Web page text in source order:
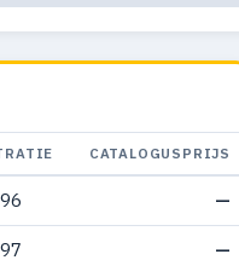
CATALOGUSPRIJS
—
—